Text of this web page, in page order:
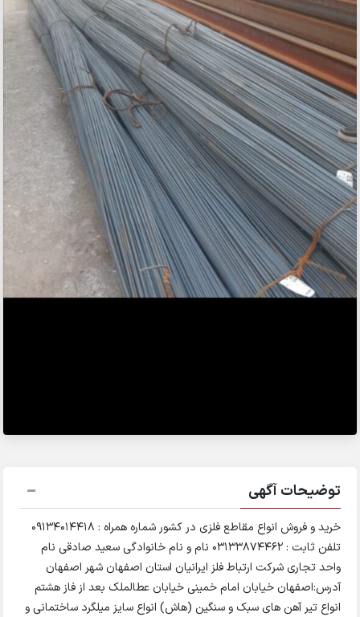
توضیحات آگهی
خرید و فروش انواع مقاطع فلزی در کشور شماره همراه : 09134014418
تلفن ثابت : 03133874462 نام و نام خانوادگی سعید صادقی نام
واحد تجاری شرکت ارتباط فلز ایرانیان استان اصفهان شهر اصفهان
آدرس:اصفهان خیابان امام خمینی خیابان عطالملک بعد از فاز هشتم
انواع تیر آهن های سبک و سنگین (هاش) انواع سایز میلگرد ساختمانی و